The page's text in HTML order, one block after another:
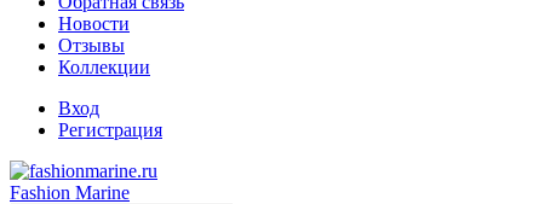
Новости
Отзывы
Коллекции
Вход
Регистрация
Fashion Marine